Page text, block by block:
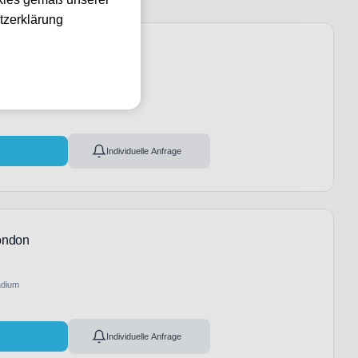
Individuelle Anfrage
Individuelle Anfrage